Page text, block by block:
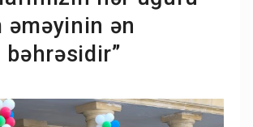
əməyinin ən